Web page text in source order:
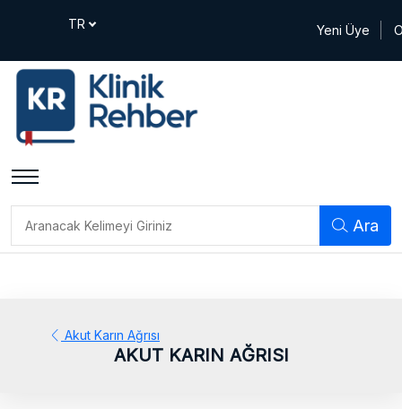
Yeni Üye
Ara
Akut Karın Ağrısı
AKUT KARIN AĞRISI